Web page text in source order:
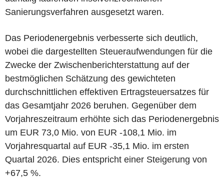
Sanierungsverfahren ausgesetzt waren.
Das Periodenergebnis verbesserte sich deutlich,
wobei die dargestellten Steueraufwendungen für die
Zwecke der Zwischenberichterstattung auf der
bestmöglichen Schätzung des gewichteten
durchschnittlichen effektiven Ertragsteuersatzes für
das Gesamtjahr 2026 beruhen. Gegenüber dem
Vorjahreszeitraum erhöhte sich das Periodenergebnis
um EUR 73,0 Mio. von EUR -108,1 Mio. im
Vorjahresquartal auf EUR -35,1 Mio. im ersten
Quartal 2026. Dies entspricht einer Steigerung von
+67,5 %.